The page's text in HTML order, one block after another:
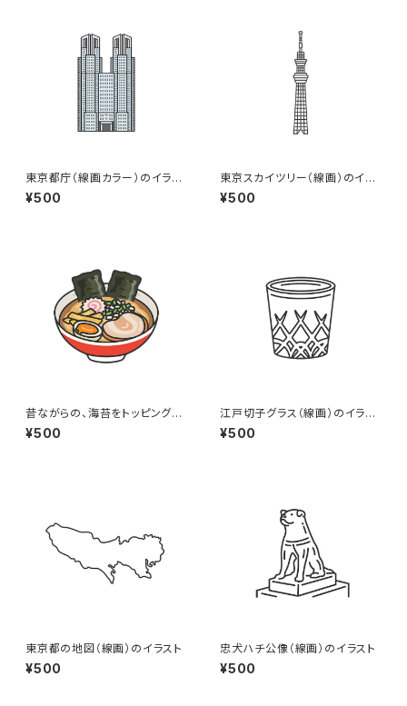
東京都庁（線画カラー）のイラス
ト
¥500
東京スカイツリー（線画）のイラ
スト
¥500
昔ながらの、海苔をトッピングし
た醤油ラーメン（線画カラー）の
イラスト
¥500
江戸切子グラス（線画）のイラス
ト
¥500
東京都の地図（線画）のイラスト
¥500
忠犬ハチ公像（線画）のイラスト
¥500